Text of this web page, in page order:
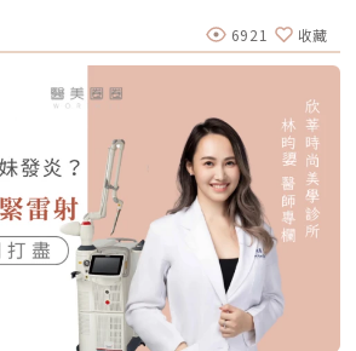
當陌生，接下來快速跟隨小編來科普提眼瞼肌無
及手術費用吧！關於提眼瞼肌手術提眼瞼肌主要
影響每個人的雙眼皮和眼神。當提眼瞼肌無力
使得雙眼大小看起來不一致，同時也給人一種疲
瞼肌手術專注於調整提眼瞼肌的問題，不僅能改
讓眼神重新煥發出生動迷人的電眼。了解提眼瞼
瞼肌無力的主因並非僅僅與老化有關，還有眾多
介紹導致提眼瞼肌無力的成因。• 基因遺傳：
良的狀況，通常在幼童階段便能觀察到眼神顯得
現象，如果影響到視線，手術可能是解決之道。
提眼瞼肌和眼瞼板因老化而發生變化，接合處
眼皮下垂的現象。• 神經問題：患者本身腦神
都會讓提眼瞼肌無法正常發揮力量。• 外傷問
成提眼肌受傷，就會失去正常作用，甚至會造成
肌手術的類型• 縫式提眼瞼肌：透過縫合的方
的地方固定，以解決無力問題。這項手術的優勢
期短，且能與雙眼皮手術選擇一樣的縫合位置，
形成。主要適用於輕度眼瞼下垂的患者，和考慮
• 內開式提眼瞼肌：這項手術會切除眼瞼內側
進行縫合，以提升眼皮的力量。手術優勢在於幾
拆線，有助於縮短恢復期，特別適用於中度眼瞼
6921 收藏